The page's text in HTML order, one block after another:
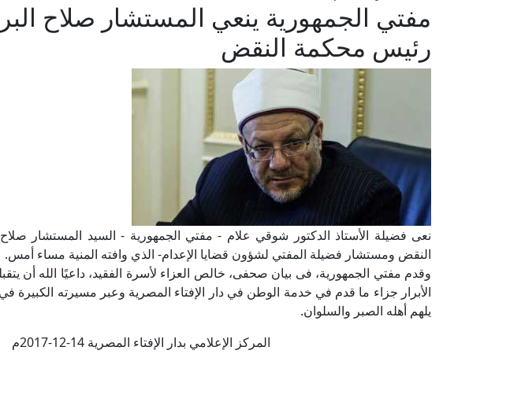
مفتي الجمهورية ينعي المستشار صلاح
رئيس محكمة النقض
نعى فضيلة الأستاذ الدكتور شوقي علام - مفتي الجمهورية - السيد المستشار
النقض ومستشار فضيلة المفتي لشؤون قضايا الإعدام- الذي وافته المنية مساء أمس.
وقدم مفتي الجمهورية، فى بيان صحفى، خالص العزاء لأسرة الفقيد، داعيًا الله أن
الأبرار جزاء ما قدم في خدمة الوطن في دار الإفتاء المصرية وعبر مسيرته الكبيرة
يلهم أهله الصبر والسلوان.
المركز الإعلامي بدار الإفتاء المصرية 14-12-2017م